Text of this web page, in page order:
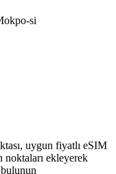
si
uygun fiyatlı eSIM
ekleyerek